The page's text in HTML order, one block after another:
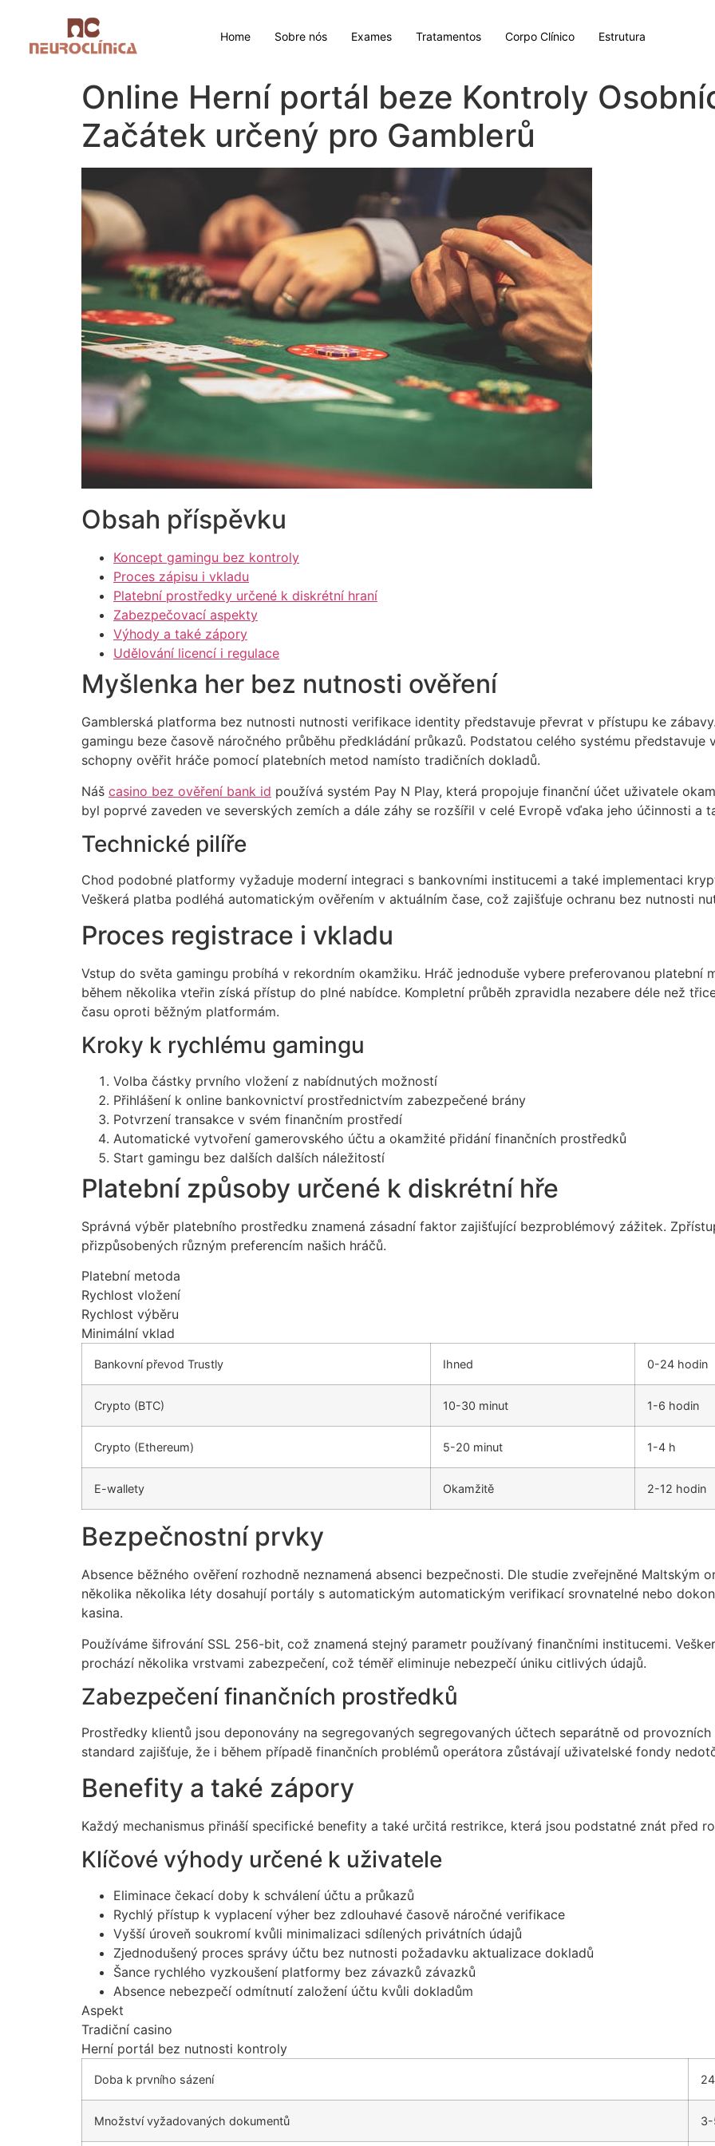
Home Sobre nós Exames Tratamentos Corpo Clínico Estrutura
Online Herní portál beze Kontroly
Začátek určený pro Gamblerů
Obsah příspěvku
Koncept gamingu bez kontroly
Proces zápisu i vkladu
Platební prostředky určené k diskrétní hraní
Zabezpečovací aspekty
Výhody a také zápory
Udělování licencí i regulace
Myšlenka her bez nutnosti ověření
Gamblerská platforma bez nutnosti nutnosti verifikace identity představuje převrat v přístupu ke
gamingu beze časově náročného průběhu předkládání průkazů. Podstatou celého systému
schopny ověřit hráče pomocí platebních metod namísto tradičních dokladů.
Náš casino bez ověření bank id používá systém Pay N Play, která propojuje finanční účet uživatele
byl poprvé zaveden ve severských zemích a dále záhy se rozšířil v celé Evropě vďaka jeho účinnosti a
Technické pilíře
Chod podobné platformy vyžaduje moderní integraci s bankovními institucemi a také implementaci
Veškerá platba podléhá automatickým ověřením v aktuálním čase, což zajišťuje ochranu bez nutnosti
Proces registrace i vkladu
Vstup do světa gamingu probíhá v rekordním okamžiku. Hráč jednoduše vybere preferovanou platební
během několika vteřin získá přístup do plné nabídce. Kompletní průběh zpravidla nezabere déle než
času oproti běžným platformám.
Kroky k rychlému gamingu
Volba částky prvního vložení z nabídnutých možností
Přihlášení k online bankovnictví prostřednictvím zabezpečené brány
Potvrzení transakce v svém finančním prostředí
Automatické vytvoření gamerovského účtu a okamžité přidání finančních prostředků
Start gamingu bez dalších dalších náležitostí
Platební způsoby určené k diskrétní hře
Správná výběr platebního prostředku znamená zásadní faktor zajišťující bezproblémový zážitek.
přizpůsobených různým preferencím našich hráčů.
Platební metoda
Rychlost vložení
Rychlost výběru
Minimální vklad
Bankovní převod Trustly Ihned 0-24 hodin
Crypto (BTC) 10-30 minut 1-6 hodin
Crypto (Ethereum) 5-20 minut 1-4 h
E-wallety Okamžitě 2-12 hodin
Bezpečnostní prvky
Absence běžného ověření rozhodně neznamená absenci bezpečnosti. Dle studie zveřejněné Maltským
několika několika léty dosahují portály s automatickým automatickým verifikací srovnatelné nebo
kasina.
Používáme šifrování SSL 256-bit, což znamená stejný parametr používaný finančními institucemi.
prochází několika vrstvami zabezpečení, což téměř eliminuje nebezpečí úniku citlivých údajů.
Zabezpečení finančních prostředků
Prostředky klientů jsou deponovány na segregovaných segregovaných účtech separátně od
standard zajišťuje, že i během případě finančních problémů operátora zůstávají uživatelské fondy
Benefity a také zápory
Každý mechanismus přináší specifické benefity a také určitá restrikce, která jsou podstatné znát před
Klíčové výhody určené k uživatele
Eliminace čekací doby k schválení účtu a průkazů
Rychlý přístup k vyplacení výher bez zdlouhavé časově náročné verifikace
Vyšší úroveň soukromí kvůli minimalizaci sdílených privátních údajů
Zjednodušený proces správy účtu bez nutnosti požadavku aktualizace dokladů
Šance rychlého vyzkoušení platformy bez závazků závazků
Absence nebezpečí odmítnutí založení účtu kvůli dokladům
Aspekt
Tradiční casino
Herní portál bez nutnosti kontroly
Doba k prvního sázení
Množství vyžadovaných dokumentů 3-